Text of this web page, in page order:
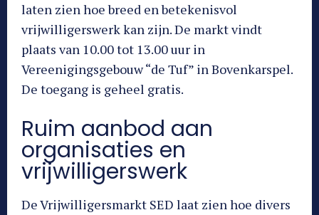
laten zien hoe breed en betekenisvol
vrijwilligerswerk kan zijn. De markt vindt
plaats van 10.00 tot 13.00 uur in
Vereenigingsgebouw “de Tuf” in Bovenkarspel.
De toegang is geheel gratis.
Ruim aanbod aan
organisaties en
vrijwilligerswerk
De Vrijwilligersmarkt SED laat zien hoe divers